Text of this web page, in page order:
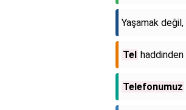
Yaşamak
Tel
Telefonumuz